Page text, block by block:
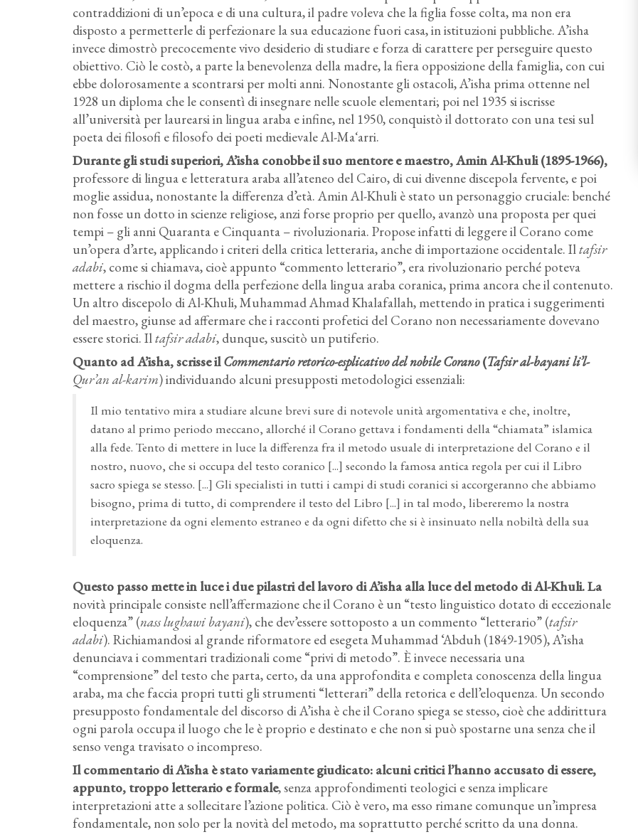
contraddizioni di un’epoca e di una cultura, il padre voleva che la figlia fosse colta, ma non era
disposto a permetterle di perfezionare la sua educazione fuori casa, in istituzioni pubbliche. A’isha
invece dimostrò precocemente vivo desiderio di studiare e forza di carattere per perseguire questo
obiettivo. Ciò le costò, a parte la benevolenza della madre, la fiera opposizione della famiglia, con cui
ebbe dolorosamente a scontrarsi per molti anni. Nonostante gli ostacoli, A’isha prima ottenne nel
1928 un diploma che le consentì di insegnare nelle scuole elementari; poi nel 1935 si iscrisse
all’università per laurearsi in lingua araba e infine, nel 1950, conquistò il dottorato con una tesi sul
poeta dei filosofi e filosofo dei poeti medievale Al-Maʻarri.
Durante gli studi superiori, A’isha conobbe il suo mentore e maestro, Amin Al-Khuli(1895-1966),
professore di lingua e letteratura araba all’ateneo del Cairo, di cui divenne discepola fervente, e poi
moglie assidua, nonostante la differenza d’età. Amin Al-Khuli è stato un personaggio cruciale: benché
non fosse un dotto in scienze religiose, anzi forse proprio per quello, avanzò una proposta per quei
tempi – gli anni Quaranta e Cinquanta – rivoluzionaria. Propose infatti di leggere il Corano come
un’opera d’arte, applicando i criteri della critica letteraria, anche di importazione occidentale. Iltafsir
adabi, come si chiamava, cioè appunto “commento letterario”, era rivoluzionario perché poteva
mettere a rischio il dogma della perfezione della lingua araba coranica, prima ancora che il contenuto.
Un altro discepolo di Al-Khuli, Muhammad Ahmad Khalafallah, mettendo in pratica i suggerimenti
del maestro, giunse ad affermare che i racconti profetici del Corano non necessariamente dovevano
essere storici. Iltafsir adabi, dunque, suscitò un putiferio.
Quanto ad A’isha, scrisse ilCommentario retorico-esplicativo del nobile Corano (Tafsir al-bayani li’l-
Qur’an al-karim) individuando alcuni presupposti metodologici essenziali:
Il mio tentativo mira a studiare alcune brevi sure di notevole unità argomentativa e che, inoltre,
datano al primo periodo meccano, allorché il Corano gettava i fondamenti della “chiamata” islamica
alla fede. Tento di mettere in luce la differenza fra il metodo usuale di interpretazione del Corano e il
nostro, nuovo, che si occupa del testo coranico [...] secondo la famosa antica regola per cui il Libro
sacro spiega se stesso. [...] Gli specialisti in tutti i campi di studi coranici si accorgeranno che abbiamo
bisogno, prima di tutto, di comprendere il testo del Libro [...] in tal modo, libereremo la nostra
interpretazione da ogni elemento estraneo e da ogni difetto che si è insinuato nella nobiltà della sua
eloquenza.
Questo passo mette in luce i due pilastri del lavoro di A’isha alla luce del metodo di Al-Khuli. La
novità principale consiste nell’affermazione che il Corano è un “testo linguistico dotato di eccezionale
eloquenza” (nass lughawi bayani), che dev’essere sottoposto a un commento “letterario” (tafsir
adabi). Richiamandosi al grande riformatore ed esegeta Muhammad ‘Abduh (1849-1905), A’isha
denunciava i commentari tradizionali come “privi di metodo”. È invece necessaria una
“comprensione” del testo che parta, certo, da una approfondita e completa conoscenza della lingua
araba, ma che faccia propri tutti gli strumenti “letterari” della retorica e dell’eloquenza. Un secondo
presupposto fondamentale del discorso di A’isha è che il Corano spiega se stesso, cioè che addirittura
ogni parola occupa il luogo che le è proprio e destinato e che non si può spostarne una senza che il
senso venga travisato o incompreso.
Il commentario di A’isha è stato variamente giudicato: alcuni critici l’hanno accusato di essere,
appunto, troppo letterario e formale, senza approfondimenti teologici e senza implicare
interpretazioni atte a sollecitare l’azione politica. Ciò è vero, ma esso rimane comunque un’impresa
fondamentale, non solo per la novità del metodo, ma soprattutto perché scritto da una donna.